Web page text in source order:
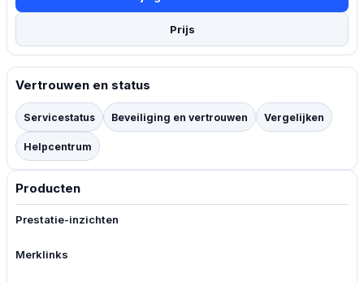
Prijs
Vertrouwen en status
Servicestatus Beveiliging en vertrouwen Vergelijken
Helpcentrum
Producten
Prestatie-inzichten
Merklinks